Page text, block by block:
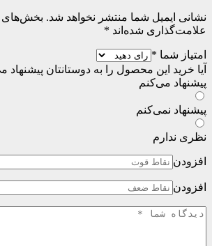
نشانی ایمیل شما منتشر نخواهد شد. بخش‌های
علامت‌گذاری شده‌اند *
امتیاز شما *
آیا خرید این محصول را به دوستانتان پیشنهاد
پیشنهاد می‌کنم
پیشنهاد نمی‌کنم
نظری ندارم
افزودن
افزودن